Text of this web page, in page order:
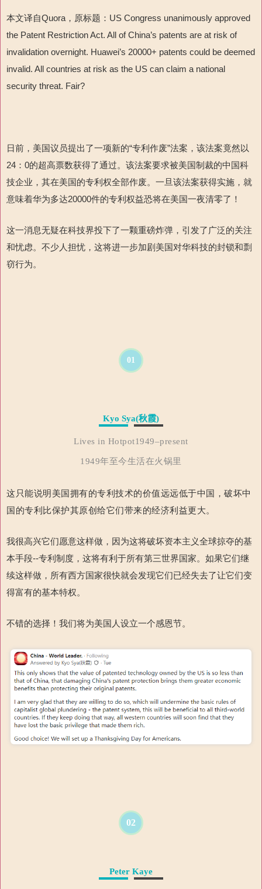
本文译自Quora，原标题：US Congress unanimously approved
the Patent Restriction Act. All of China’s patents are at risk of
invalidation overnight. Huawei’s 20000+ patents could be deemed
invalid. All countries at risk as the US can claim a national
security threat. Fair?
日前，美国议员提出了一项新的“专利作废”法案，该法案竟然以
24：0的超高票数获得了通过。该法案要求被美国制裁的中国科
技企业，其在美国的专利权全部作废。一旦该法案获得实施，就
意味着华为多达20000件的专利权益恐将在美国一夜清零了！
这一消息无疑在科技界投下了一颗重磅炸弹，引发了广泛的关注
和忧虑。不少人担忧，这将进一步加剧美国对华科技的封锁和剽
窃行为。
01
Kyo Syа(秋霞)
Lives in Hotpot1949–present
1949年至今生活在火锅里
这只能说明美国拥有的专利技术的价值远远低于中国，破坏中
国的专利比保护其原创给它们带来的经济利益更大。
我很高兴它们愿意这样做，因为这将破坏资本主义全球掠夺的基
本手段--专利制度，这将有利于所有第三世界国家。如果它们继
续这样做，所有西方国家很快就会发现它们已经失去了让它们变
得富有的基本特权。
不错的选择！我们将为美国人设立一个感恩节。
02
Peter Kaye